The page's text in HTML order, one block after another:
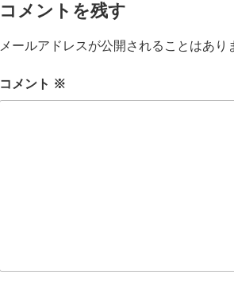
コメントを残す
メールアドレスが公開されることはあり
コメント ※